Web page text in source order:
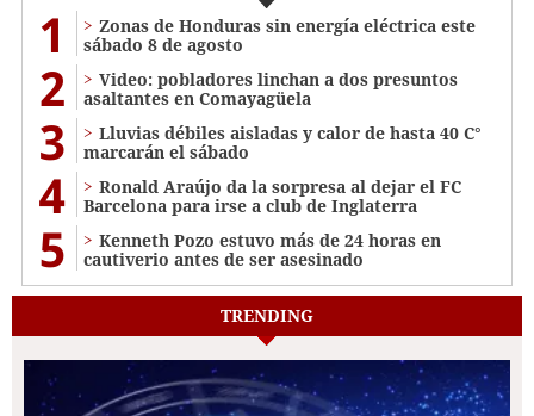
1
Zonas de Honduras sin energía eléctrica este
sábado 8 de agosto
2
Video: pobladores linchan a dos presuntos
asaltantes en Comayagüela
3
Lluvias débiles aisladas y calor de hasta 40 C°
marcarán el sábado
4
Ronald Araújo da la sorpresa al dejar el FC
Barcelona para irse a club de Inglaterra
5
Kenneth Pozo estuvo más de 24 horas en
cautiverio antes de ser asesinado
TRENDING